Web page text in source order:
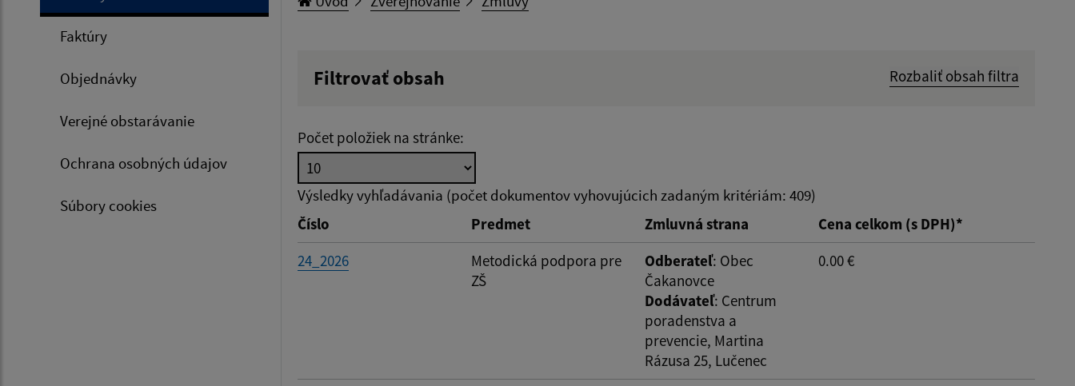
Faktúry
Objednávky
Verejné obstarávanie
Ochrana osobných údajov
Súbory cookies
Filtrovať obsah
Rozbaliť obsah filtra
Typ dátumu:
Suma od: Suma do: Typ:
Počet položiek na stránke:
Výsledky vyhľadávania (počet dokumentov vyhovujúcich zadaným kritériám: 409)
Číslo
Predmet Zmluvná strana
Cena celkom (s DPH)*
24_2026
Metodická podpora pre
ZŠ
Odberateľ: Obec
Čakanovce
Dodávateľ: Centrum
poradenstva a
prevencie, Martina
Rázusa 25, Lučenec
0.00 €